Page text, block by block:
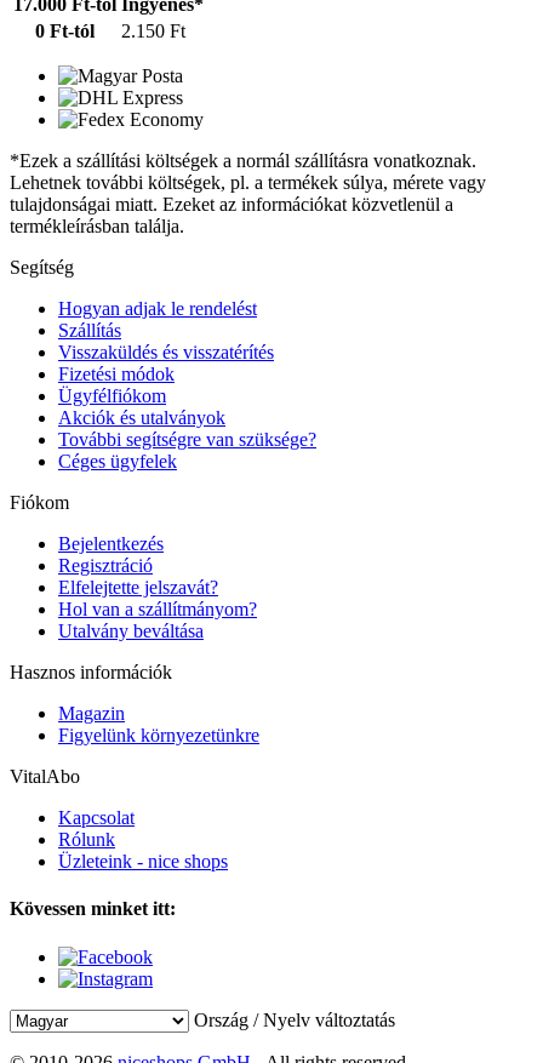
17.000 Ft-tól Ingyenes*
0 Ft-tól
2.150 Ft
*Ezek a szállítási költségek a normál szállításra vonatkoznak.
Lehetnek további költségek, pl. a termékek súlya, mérete vagy
tulajdonságai miatt. Ezeket az információkat közvetlenül a
termékleírásban találja.
Segítség
Hogyan adjak le rendelést
Szállítás
Visszaküldés és visszatérítés
Fizetési módok
Ügyfélfiókom
Akciók és utalványok
További segítségre van szüksége?
Céges ügyfelek
Fiókom
Bejelentkezés
Regisztráció
Elfelejtette jelszavát?
Hol van a szállítmányom?
Utalvány beváltása
Hasznos információk
Magazin
Figyelünk környezetünkre
VitalAbo
Kapcsolat
Rólunk
Üzleteink - nice shops
Kövessen minket itt:
Ország / Nyelv változtatás